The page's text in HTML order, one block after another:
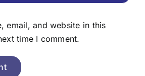
email, and website in this
time I comment.